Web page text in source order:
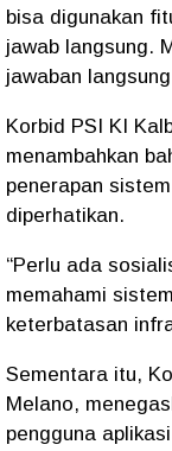
bisa digunakan
jawab langsung.
jawaban
Korbid PSI KI
menambahkan
penerapan
diperhatikan.
“Perlu ada
memahami
keterbatasan
Sementara itu,
Melano,
pengguna